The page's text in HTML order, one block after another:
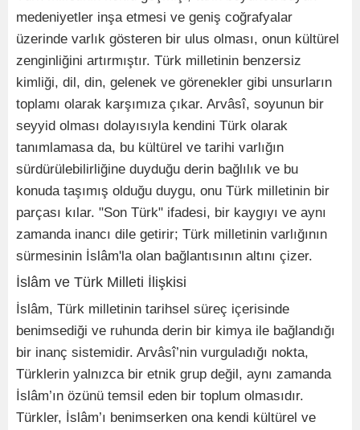
medeniyetler inşa etmesi ve geniş coğrafyalar
üzerinde varlık gösteren bir ulus olması, onun kültürel
zenginliğini artırmıştır. Türk milletinin benzersiz
kimliği, dil, din, gelenek ve görenekler gibi unsurların
toplamı olarak karşımıza çıkar. Arvâsî, soyunun bir
seyyid olması dolayısıyla kendini Türk olarak
tanımlamasa da, bu kültürel ve tarihi varlığın
sürdürülebilirliğine duyduğu derin bağlılık ve bu
konuda taşımış olduğu duygu, onu Türk milletinin bir
parçası kılar. "Son Türk" ifadesi, bir kaygıyı ve aynı
zamanda inancı dile getirir; Türk milletinin varlığının
sürmesinin İslâm'la olan bağlantısının altını çizer.
İslâm ve Türk Milleti İlişkisi
İslâm, Türk milletinin tarihsel süreç içerisinde
benimsediği ve ruhunda derin bir kimya ile bağlandığı
bir inanç sistemidir. Arvâsî’nin vurguladığı nokta,
Türklerin yalnızca bir etnik grup değil, aynı zamanda
İslâm’ın özünü temsil eden bir toplum olmasıdır.
Türkler, İslâm’ı benimserken ona kendi kültürel ve